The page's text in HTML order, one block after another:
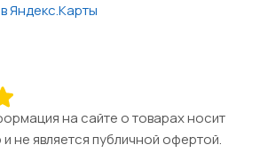
Яндекс.Карты
на сайте о товарах носит
не является публичной офертой.